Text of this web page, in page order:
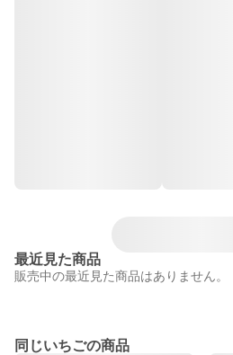
最近見た商品
販売中の最近見た商品はありません。
同じいちごの商品